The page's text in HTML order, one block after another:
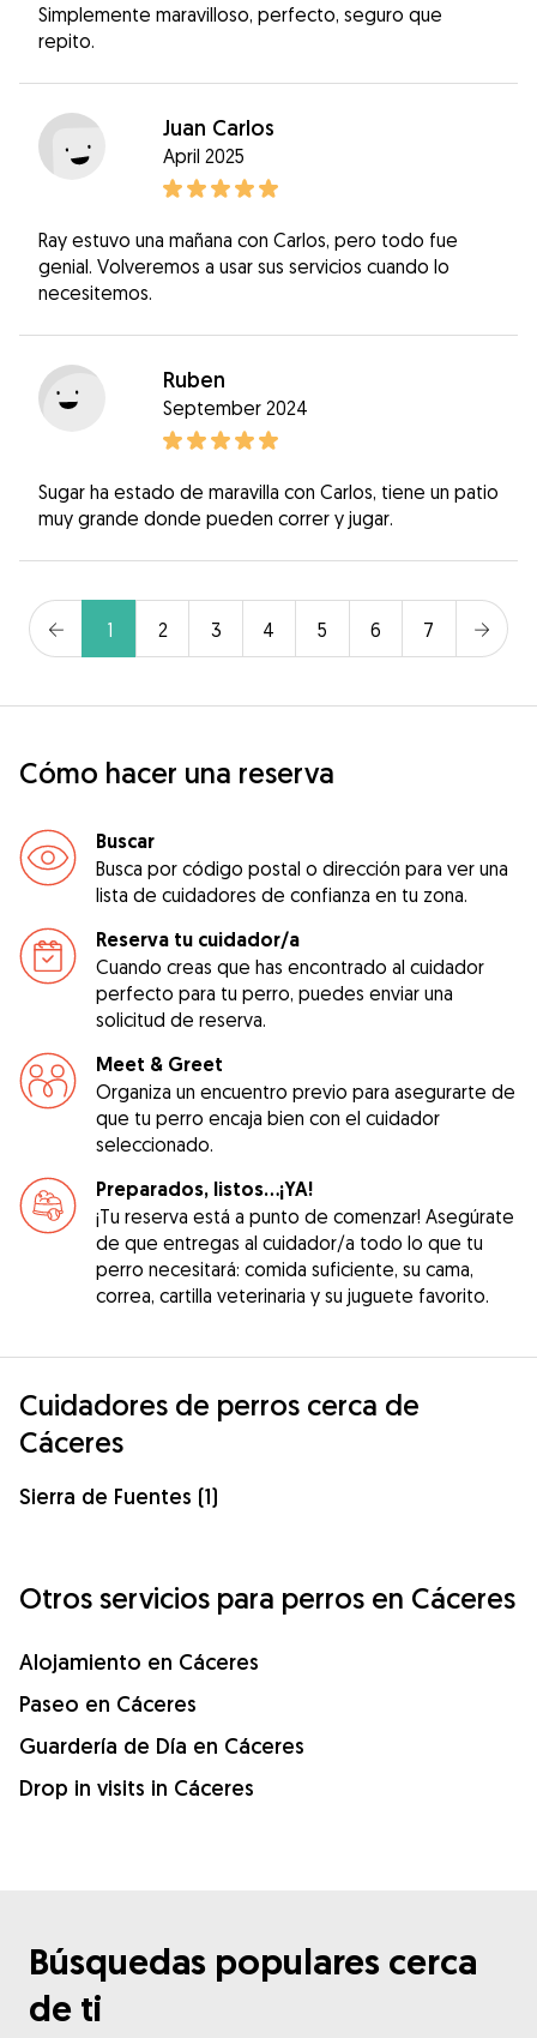
Simplemente maravilloso, perfecto, seguro que
repito.
Juan Carlos
April 2025
Ray estuvo una mañana con Carlos, pero todo fue
genial. Volveremos a usar sus servicios cuando lo
necesitemos.
Ruben
September 2024
Sugar ha estado de maravilla con Carlos, tiene un patio
muy grande donde pueden correr y jugar.
1 2 3 4 5 6 7
Cómo hacer una reserva
Buscar
Busca por código postal o dirección para ver una
lista de cuidadores de confianza en tu zona.
Reserva tu cuidador/a
Cuando creas que has encontrado al cuidador
perfecto para tu perro, puedes enviar una
solicitud de reserva.
Meet & Greet
Organiza un encuentro previo para asegurarte de
que tu perro encaja bien con el cuidador
seleccionado.
Preparados, listos...¡YA!
¡Tu reserva está a punto de comenzar! Asegúrate
de que entregas al cuidador/a todo lo que tu
perro necesitará: comida suficiente, su cama,
correa, cartilla veterinaria y su juguete favorito.
Cuidadores de perros cerca de
Cáceres
Sierra de Fuentes (1)
Otros servicios para perros en Cáceres
Alojamiento en Cáceres
Paseo en Cáceres
Guardería de Día en Cáceres
Drop in visits in Cáceres
Búsquedas populares cerca
de ti